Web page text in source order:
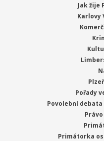
Jak žije
Karlovy
Pořady
Povolební
Primátorka